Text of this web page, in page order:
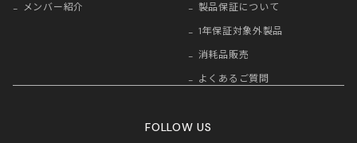
メンバー紹介
製品保証について
1年保証対象外製品
消耗品販売
よくあるご質問
FOLLOW US